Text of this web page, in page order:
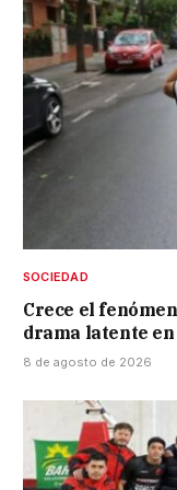
SOCIEDAD
Crece el
drama latente
8 de agosto de 2026